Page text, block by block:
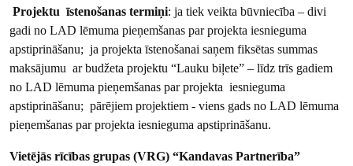
Projektu īstenošanas termiņi: ja tiek veikta būvniecība – divi
gadi no LAD lēmuma pieņemšanas par projekta iesnieguma
apstiprināšanu; ja projekta īstenošanai saņem fiksētas summas
maksājumu ar budžeta projektu “Lauku biļete” – līdz trīs gadiem
no LAD lēmuma pieņemšanas par projekta iesnieguma
apstiprināšanu; pārējiem projektiem - viens gads no LAD lēmuma
pieņemšanas par projekta iesnieguma apstiprināšanu.
Vietējās rīcības grupas (VRG) “Kandavas Partnerība”